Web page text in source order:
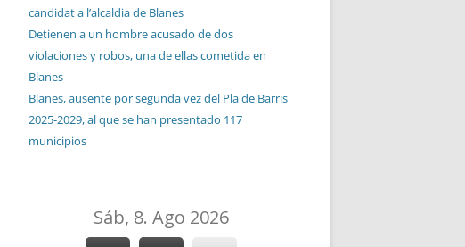
candidat a l’alcaldia de Blanes
Detienen a un hombre acusado de dos
violaciones y robos, una de ellas cometida en
Blanes
Blanes, ausente por segunda vez del Pla de Barris
2025-2029, al que se han presentado 117
municipios